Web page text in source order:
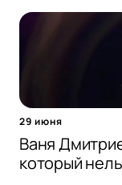
29 июня
Ваня
который